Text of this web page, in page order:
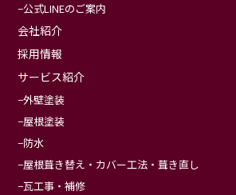
公式LINEのご案内
会社紹介
採用情報
サービス紹介
外壁塗装
屋根塗装
防水
屋根葺き替え・カバー工法・葺き直し
瓦工事・補修